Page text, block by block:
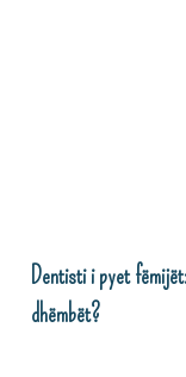
Dentisti i pyet
dhëmbët?